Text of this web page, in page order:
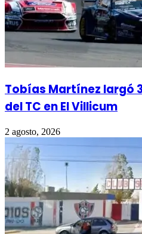
Tobías Martínez largó
del TC en El Villicum
2 agosto, 2026